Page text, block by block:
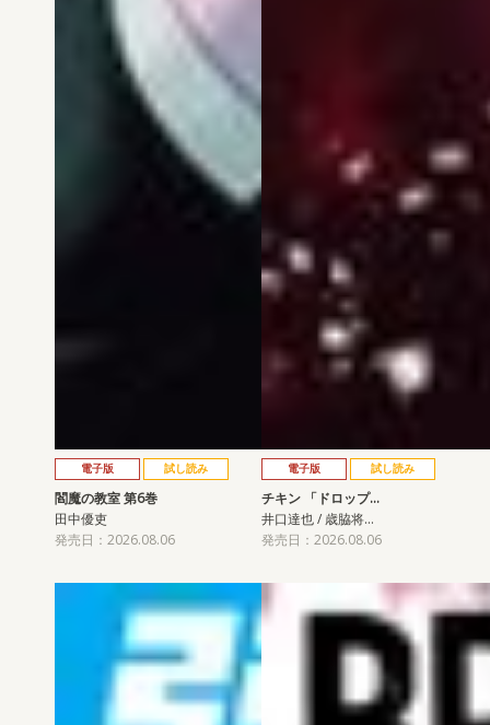
電子版 試し読み
閻魔の教室 第6巻
田中優吏
発売日：2026.08.06
電子版 試し読み
チキン 「ドロップ…
井口達也 / 歳脇将…
発売日：2026.08.06